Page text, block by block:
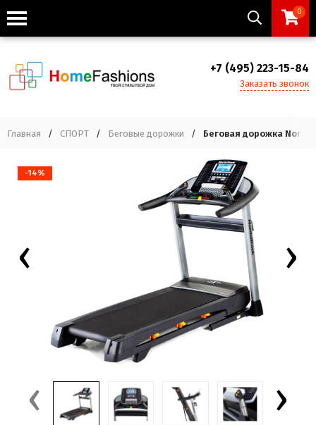
0
+7 (495) 223-15-84
Заказать звонок
Главная / СПОРТ / Беговые дорожки / Беговая дорожка
-14%
‹ ›
‹ ›